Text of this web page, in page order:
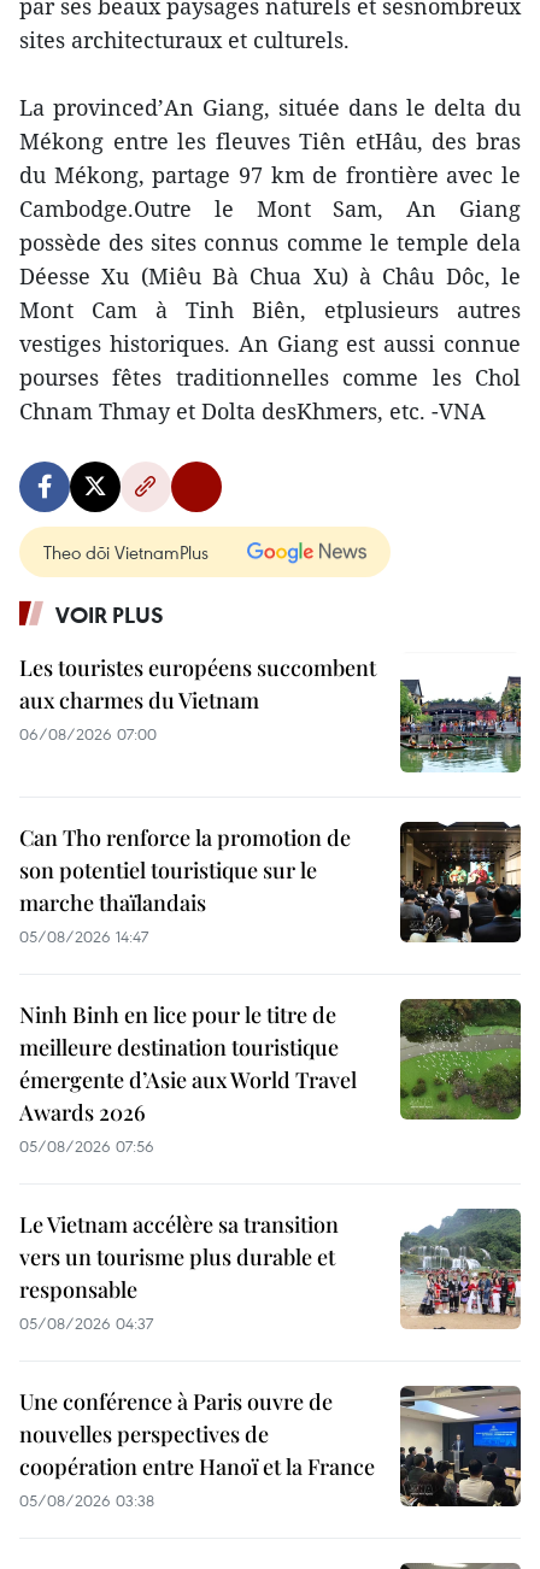
par ses beaux paysages naturels et sesnombreux
sites architecturaux et culturels.
La provinced’An Giang, située dans le delta du
Mékong entre les fleuves Tiên etHâu, des bras
du Mékong, partage 97 km de frontière avec le
Cambodge.Outre le Mont Sam, An Giang
possède des sites connus comme le temple dela
Déesse Xu (Miêu Bà Chua Xu) à Châu Dôc, le
Mont Cam à Tinh Biên, etplusieurs autres
vestiges historiques. An Giang est aussi connue
pourses fêtes traditionnelles comme les Chol
Chnam Thmay et Dolta desKhmers, etc. -VNA
Theo dõi VietnamPlus
VOIR PLUS
Les touristes européens succombent
aux charmes du Vietnam
06/08/2026 07:00
Can Tho renforce la promotion de
son potentiel touristique sur le
marche thaïlandais
05/08/2026 14:47
Ninh Binh en lice pour le titre de
meilleure destination touristique
émergente d’Asie aux World Travel
Awards 2026
05/08/2026 07:56
Le Vietnam accélère sa transition
vers un tourisme plus durable et
responsable
05/08/2026 04:37
Une conférence à Paris ouvre de
nouvelles perspectives de
coopération entre Hanoï et la France
05/08/2026 03:38